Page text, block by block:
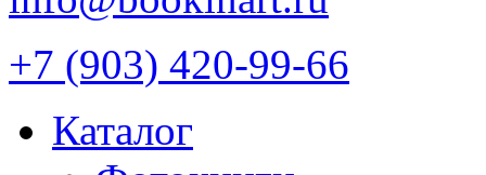
+7 (903) 420-99-66
Каталог